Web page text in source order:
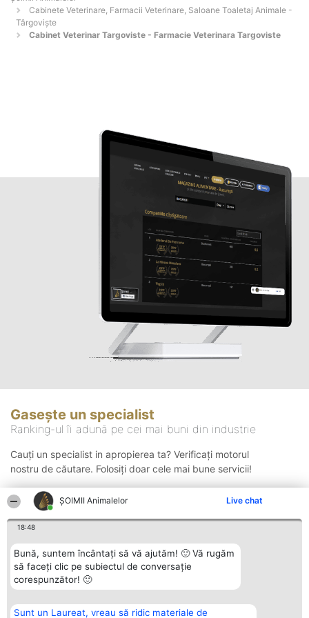
ŞOIMII Animalelor Live chat
18:48
Bună, suntem încântați să vă ajutăm! 🙂 Vă rugăm
să faceți clic pe subiectul de conversație
corespunzător! 🙂
Sunt un Laureat, vreau să ridic materiale de
Cabinete Veterinare, Farmacii Veterinare, Saloane Toaletaj Animale -
Târgovişte
Cabinet Veterinar Targoviste - Farmacie Veterinara Targoviste
Gasește un specialist
Ranking-ul îi adună pe cei mai buni din industrie
Cauți un specialist in apropierea ta? Verificați motorul
nostru de căutare. Folosiți doar cele mai bune servicii!
Organizator Ranking Plebiscyt Contact